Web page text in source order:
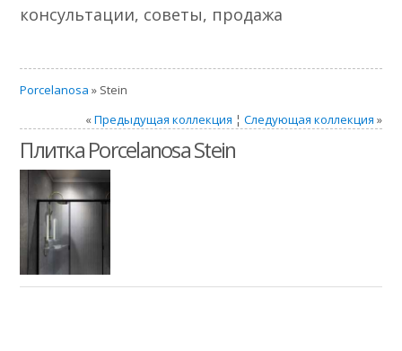
консультации, советы, продажа
Porcelanosa » Stein
«Предыдущая коллекция ¦ Следующая коллекция »
Плитка Porcelanosa Stein